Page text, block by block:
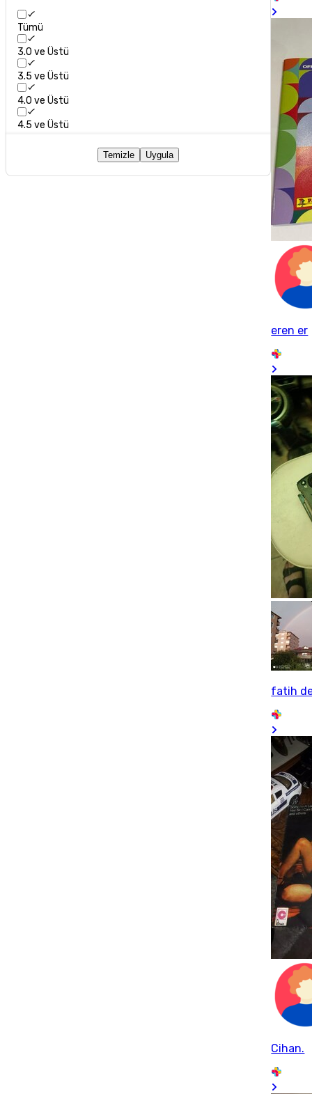
Tümü
3.0 ve Üstü
3.5 ve Üstü
4.0 ve Üstü
4.5 ve Üstü
Temizle Uygula
eren er
fatih
Cihan.